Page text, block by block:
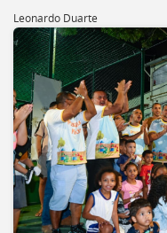
Leonardo Duarte